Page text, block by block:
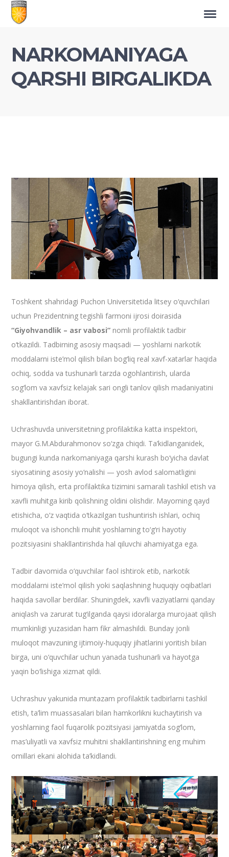
NARKOMANIYAGA
QARSHI BIRGALIKDA
Toshkent shahridagi Puchon Universitetida litsey o‘quvchilari
uchun Prezidentning tegishli farmoni ijrosi doirasida
“Giyohvandlik – asr vabosi” nomli profilaktik tadbir
o‘tkazildi. Tadbirning asosiy maqsadi — yoshlarni narkotik
moddalarni iste’mol qilish bilan bog‘liq real xavf-xatarlar haqida
ochiq, sodda va tushunarli tarzda ogohlantirish, ularda
sog‘lom va xavfsiz kelajak sari ongli tanlov qilish madaniyatini
shakllantirishdan iborat.
Uchrashuvda universitetning profilaktika katta inspektori,
mayor G.M.Abdurahmonov so‘zga chiqdi. Ta’kidlanganidek,
bugungi kunda narkomaniyaga qarshi kurash bo‘yicha davlat
siyosatining asosiy yo‘nalishi — yosh avlod salomatligini
himoya qilish, erta profilaktika tizimini samarali tashkil etish va
xavfli muhitga kirib qolishning oldini olishdir. Mayorning qayd
etishicha, o‘z vaqtida o‘tkazilgan tushuntirish ishlari, ochiq
muloqot va ishonchli muhit yoshlarning to‘g‘ri hayotiy
pozitsiyasini shakllantirishda hal qiluvchi ahamiyatga ega.
Tadbir davomida o‘quvchilar faol ishtirok etib, narkotik
moddalarni iste’mol qilish yoki saqlashning huquqiy oqibatlari
haqida savollar berdilar. Shuningdek, xavfli vaziyatlarni qanday
aniqlash va zarurat tug‘ilganda qaysi idoralarga murojaat qilish
mumkinligi yuzasidan ham fikr almashildi. Bunday jonli
muloqot mavzuning ijtimoiy-huquqiy jihatlarini yoritish bilan
birga, uni o‘quvchilar uchun yanada tushunarli va hayotga
yaqin bo‘lishiga xizmat qildi.
Uchrashuv yakunida muntazam profilaktik tadbirlarni tashkil
etish, ta’lim muassasalari bilan hamkorlikni kuchaytirish va
yoshlarning faol fuqarolik pozitsiyasi jamiyatda sog‘lom,
mas’uliyatli va xavfsiz muhitni shakllantirishning eng muhim
omillari ekani alohida ta’kidlandi.